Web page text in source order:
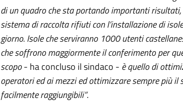
di un quadro che sta portando importanti
sistema di raccolta rifiuti con l’installazione di
giorno. Isole che serviranno 1000 utenti
che soffrono maggiormente il conferimento per
scopo- ha concluso il sindaco - è quello di
operatori ed ai mezzi ed ottimizzare sempre più il
facilmente raggiungibili”.